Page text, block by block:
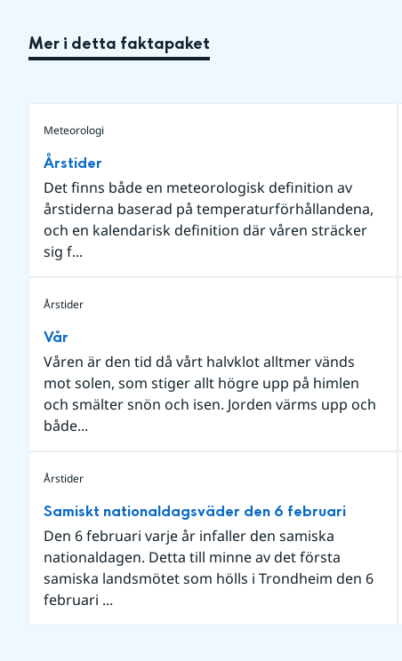
Mer i detta faktapaket
Meteorologi
Årstider
Det finns både en meteorologisk definition av
årstiderna baserad på temperaturförhållandena,
och en kalendarisk definition där våren sträcker
sig f...
Årstider
Vår
Våren är den tid då vårt halvklot alltmer vänds
mot solen, som stiger allt högre upp på himlen
och smälter snön och isen. Jorden värms upp och
både...
Årstider
Samiskt nationaldagsväder den 6 februari
Den 6 februari varje år infaller den samiska
nationaldagen. Detta till minne av det första
samiska landsmötet som hölls i Trondheim den 6
februari ...